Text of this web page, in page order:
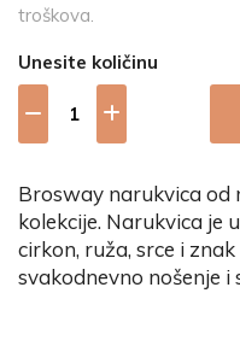
troškova.
Unesite količinu
Brosway narukvica od
kolekcije. Narukvica je
cirkon, ruža, srce i
svakodnevno nošenje i